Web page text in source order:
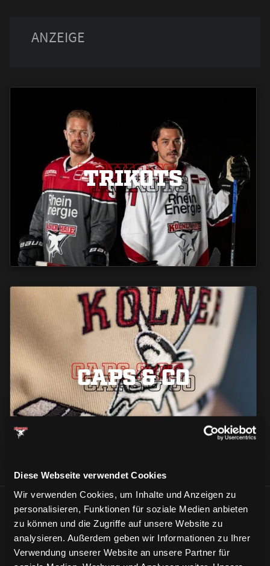
Diese Webseite verwendet Cookies
Wir verwenden Cookies, um Inhalte und Anzeigen zu
personalisieren, Funktionen für soziale Medien anbieten
zu können und die Zugriffe auf unsere Website zu
analysieren. Außerdem geben wir Informationen zu Ihrer
Verwendung unserer Website an unsere Partner für
TRIKOTS
TRIKOTS
TRIKOTS
CAPS & CO
CAPS & CO
CAPS & CO
ÄHNLICHE NEWS